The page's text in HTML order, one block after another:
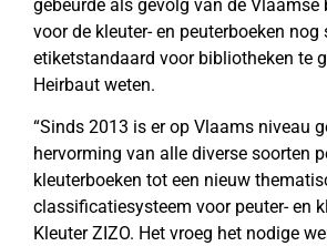
gebeurde als gevolg van de Vlaamse
voor de kleuter- en peuterboeken nog
etiketstandaard voor bibliotheken te
Heirbaut weten.
“Sinds 2013 is er op Vlaams niveau
hervorming van alle diverse soorten
kleuterboeken tot een nieuw
classificatiesysteem voor peuter- en
Kleuter ZIZO. Het vroeg het nodige